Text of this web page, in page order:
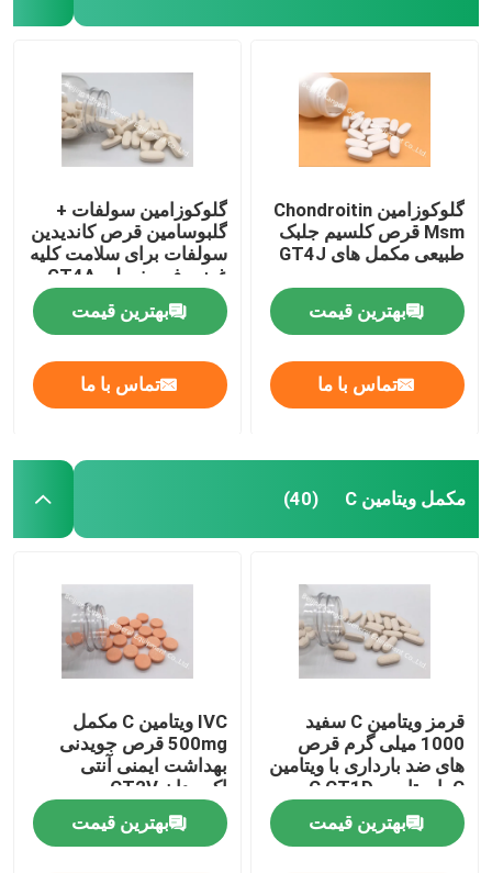
گلوکوزامین Chondroitin
Msm قرص کلسیم جلبک
طبیعی مکمل های GT4J
بهترین قیمت
تماس با ما
گلوکوزامین سولفات +
گلبوسامین قرص کاندیدین
سولفات برای سلامت کلیه
غضروف مفصلی GT4A
بهترین قیمت
تماس با ما
مکمل ویتامین C (40)
قرمز ویتامین C سفید
1000 میلی گرم قرص
های ضد بارداری با ویتامین
C با ویتامین C CT1D
بهترین قیمت
IVC ویتامین C مکمل
500mg قرص جویدنی
بهداشت ایمنی آنتی
اکسیدان CT2V
بهترین قیمت